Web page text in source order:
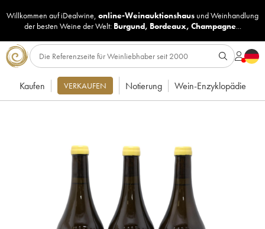
Willkommen auf iDealwine, online-Weinauktionshaus undWeinhandlung
der besten Weine der Welt: Burgund, Bordeaux, Champagne...
Kaufen VERKAUFEN Notierung Wein-Enzyklopädie